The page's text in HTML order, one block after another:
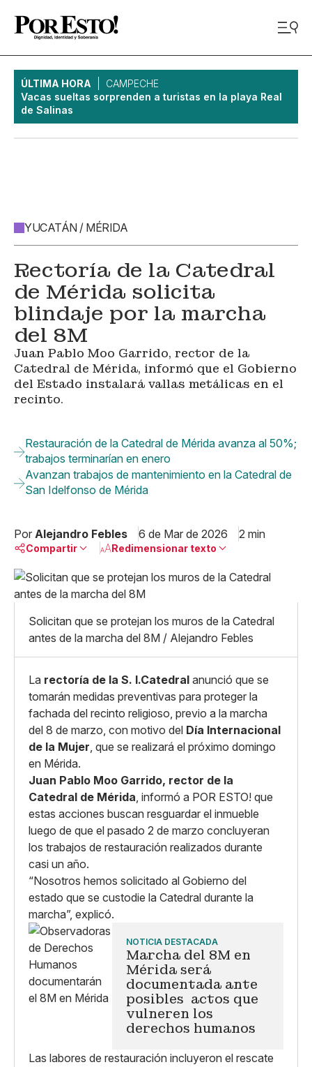
ÚLTIMA HORA
CAMPECHE
Vacas sueltas sorprenden a turistas en la playa Real
de Salinas
YUCATÁN / MÉRIDA
Rectoría de la Catedral
de Mérida solicita
blindaje por la marcha
del 8M
Juan Pablo Moo Garrido, rector de la
Catedral de Mérida, informó que el Gobierno
del Estado instalará vallas metálicas en el
recinto.
Restauración de la Catedral de Mérida avanza al 50%;
trabajos terminarían en enero
Avanzan trabajos de mantenimiento en la Catedral de
San Idelfonso de Mérida
Por Alejandro Febles 6 de Mar de 2026 2 min
Compartir
Linkedin
X
Whatsapp
Copiar enlace
Redimensionar texto
Pequeño
Mediano
Grande
Solicitan que se protejan los muros de la Catedral
antes de la marcha del 8M / Alejandro Febles
La rectoría de la S. I.Catedral anunció que se
tomarán medidas preventivas para proteger la
fachada del recinto religioso, previo a la marcha
del 8 de marzo, con motivo del Día Internacional
de la Mujer, que se realizará el próximo domingo
en Mérida.
Juan Pablo Moo Garrido, rector de la
Catedral de Mérida, informó a POR ESTO! que
estas acciones buscan resguardar el inmueble
luego de que el pasado 2 de marzo concluyeran
los trabajos de restauración realizados durante
casi un año.
“Nosotros hemos solicitado al Gobierno del
estado que se custodie la Catedral durante la
marcha”, explicó.
NOTICIA DESTACADA
Marcha del 8M en
Mérida será
documentada ante
posibles actos que
vulneren los
derechos humanos
Las labores de restauración incluyeron el rescate